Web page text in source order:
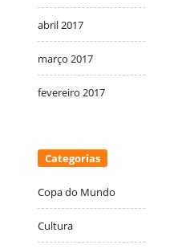
abril 2017
março 2017
fevereiro 2017
Categorias
Copa do Mundo
Cultura